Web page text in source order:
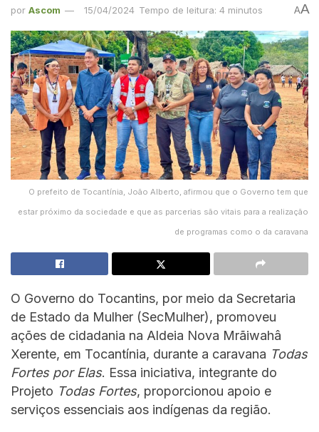
por Ascom 15/04/2024 Tempo de leitura: 4 minutos AA
O prefeito de Tocantínia, João Alberto, afirmou que o Governo tem que
estar próximo da sociedade e que as parcerias são vitais para a realização
de programas como o da caravana
O Governo do Tocantins, por meio da Secretaria
de Estado da Mulher (SecMulher), promoveu
ações de cidadania na Aldeia Nova Mrãiwahâ
Xerente, em Tocantínia, durante a caravana Todas
Fortes por Elas. Essa iniciativa, integrante do
Projeto Todas Fortes, proporcionou apoio e
serviços essenciais aos indígenas da região.